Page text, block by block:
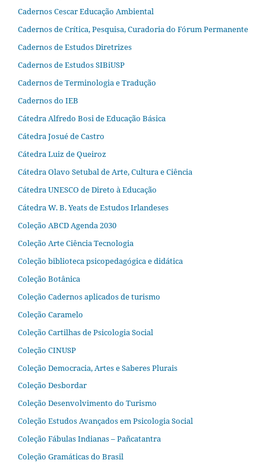
Cadernos Cescar Educação Ambiental
Cadernos de Crítica, Pesquisa, Curadoria do Fórum Permanente
Cadernos de Estudos Diretrizes
Cadernos de Estudos SIBiUSP
Cadernos de Terminologia e Tradução
Cadernos do IEB
Cátedra Alfredo Bosi de Educação Básica
Cátedra Josué de Castro
Cátedra Luiz de Queiroz
Cátedra Olavo Setubal de Arte, Cultura e Ciência
Cátedra UNESCO de Direto à Educação
Cátedra W. B. Yeats de Estudos Irlandeses
Coleção ABCD Agenda 2030
Coleção Arte Ciência Tecnologia
Coleção biblioteca psicopedagógica e didática
Coleção Botânica
Coleção Cadernos aplicados de turismo
Coleção Caramelo
Coleção Cartilhas de Psicologia Social
Coleção CINUSP
Coleção Democracia, Artes e Saberes Plurais
Coleção Desbordar
Coleção Desenvolvimento do Turismo
Coleção Estudos Avançados em Psicologia Social
Coleção Fábulas Indianas – Pañcatantra
Coleção Gramáticas do Brasil